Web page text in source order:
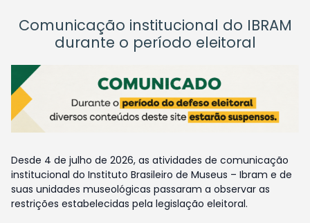
Comunicação institucional do IBRAM
durante o período eleitoral
Desde 4 de julho de 2026, as atividades de comunicação
institucional do Instituto Brasileiro de Museus – Ibram e de
suas unidades museológicas passaram a observar as
restrições estabelecidas pela legislação eleitoral.